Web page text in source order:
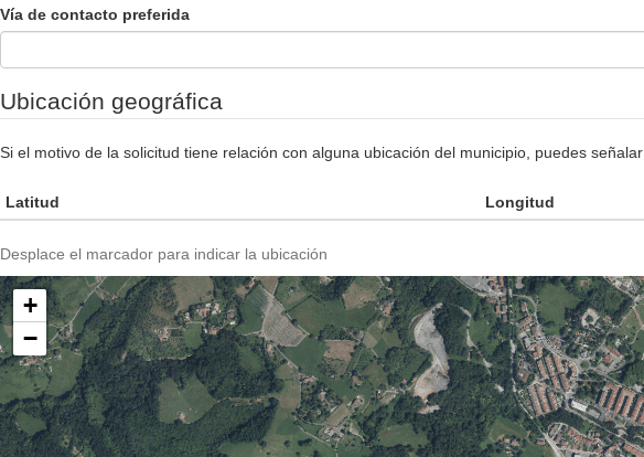
Vía de contacto preferida
Ubicación geográfica
Si el motivo de la solicitud tiene relación con alguna ubicación del municipio, puedes
Latitud Longitud
Desplace el marcador para indicar la ubicación
+
−